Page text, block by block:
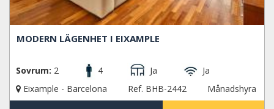
MODERN LÄGENHET I EIXAMPLE
Sovrum: 2 4 Ja
Ja
Eixample - Barcelona
Ref. BHB-2442 Månadshyra